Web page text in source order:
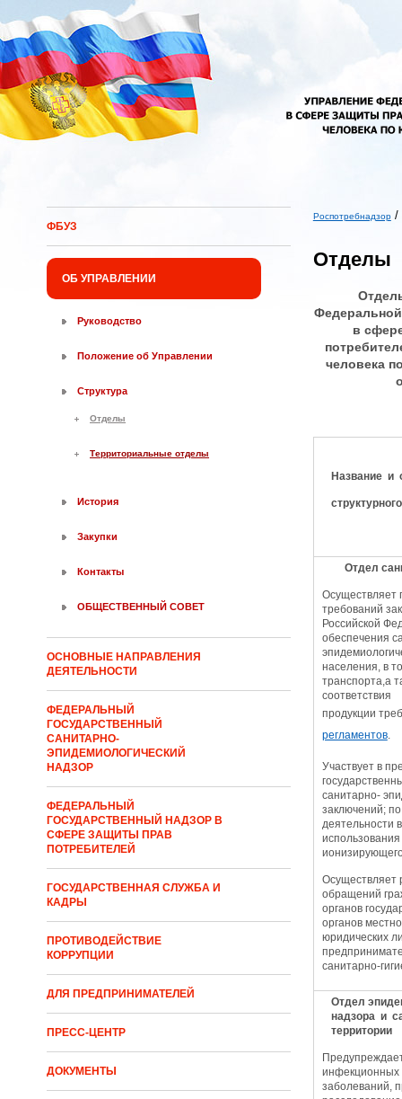
Перейти к основному содержанию
ФБУЗ
ОБ УПРАВЛЕНИИ
Руководство
Положение об Управлении
Структура
Отделы
Территориальные отделы
История
Закупки
Контакты
ОБЩЕСТВЕННЫЙ СОВЕТ
ОСНОВНЫЕ НАПРАВЛЕНИЯ
ДЕЯТЕЛЬНОСТИ
ФЕДЕРАЛЬНЫЙ
ГОСУДАРСТВЕННЫЙ
САНИТАРНО-
ЭПИДЕМИОЛОГИЧЕСКИЙ
НАДЗОР
ФЕДЕРАЛЬНЫЙ
ГОСУДАРСТВЕННЫЙ НАДЗОР В
СФЕРЕ ЗАЩИТЫ ПРАВ
ПОТРЕБИТЕЛЕЙ
ГОСУДАРСТВЕННАЯ СЛУЖБА И
КАДРЫ
ПРОТИВОДЕЙСТВИЕ
КОРРУПЦИИ
ДЛЯ ПРЕДПРИНИМАТЕЛЕЙ
ПРЕСС-ЦЕНТР
ДОКУМЕНТЫ
Роспотребнадзор /
Отделы
в
человека
Название и
Отдел
Осуществляет
требований
Российской
обеспечения
населения, в
транспорта,а
соответствия
продукции
регламентов.
Участвует в
санитарно-
заключений;
деятельности
использования
Осуществляет
обращений
органов
органов
юридических
санитарно-
Отдел
надзора и
территории
инфекционных
заболеваний,